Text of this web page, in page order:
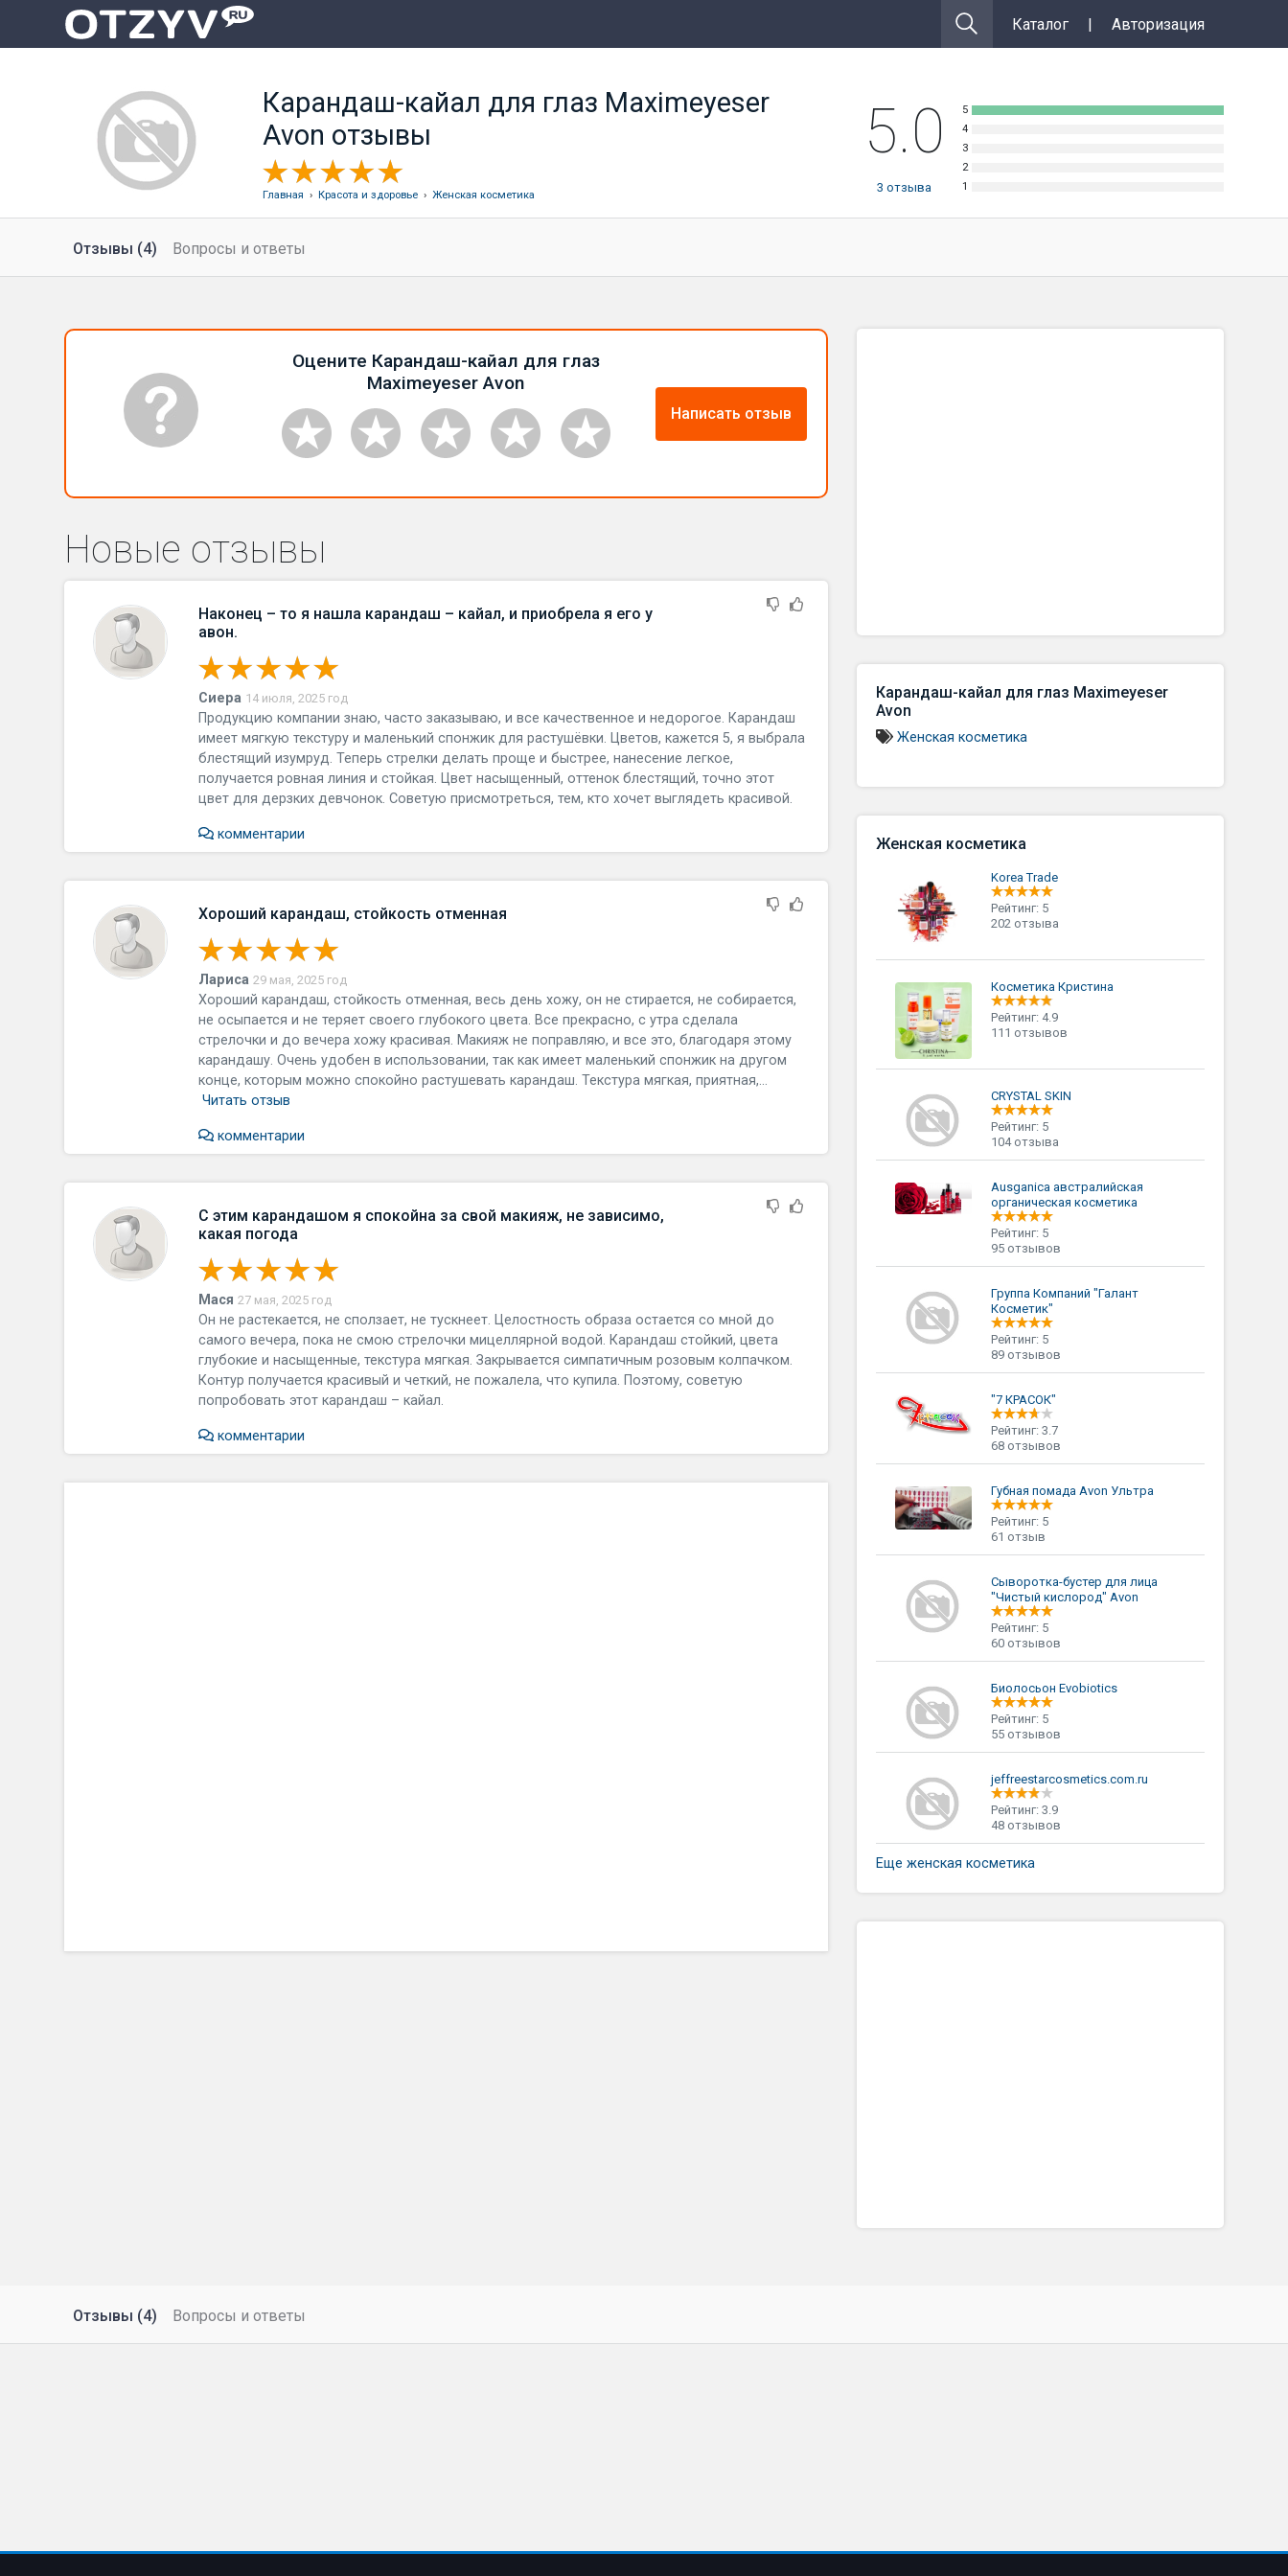
Каталог | Авторизация
Карандаш-кайал для глаз Maximeyeser
Avon отзывы
Главная › Красота и здоровье› Женская косметика
5.0
3 отзыва
Отзывы (4) Вопросы и ответы
Оцените Карандаш-кайал для глаз
Maximeyeser Avon
Написать отзыв
Новые отзывы
Наконец – то я нашла карандаш – кайал, и приобрела я его у
авон.
Сиера 14 июля, 2025 год
Продукцию компании знаю, часто заказываю, и все качественное и недорогое. Карандаш
имеет мягкую текстуру и маленький спонжик для растушёвки. Цветов, кажется 5, я выбрала
блестящий изумруд. Теперь стрелки делать проще и быстрее, нанесение легкое,
получается ровная линия и стойкая. Цвет насыщенный, оттенок блестящий, точно этот
цвет для дерзких девчонок. Советую присмотреться, тем, кто хочет выглядеть красивой.
комментарии
Хороший карандаш, стойкость отменная
Лариса 29 мая, 2025 год
Хороший карандаш, стойкость отменная, весь день хожу, он не стирается, не собирается,
не осыпается и не теряет своего глубокого цвета. Все прекрасно, с утра сделала
стрелочки и до вечера хожу красивая. Макияж не поправляю, и все это, благодаря этому
карандашу. Очень удобен в использовании, так как имеет маленький спонжик на другом
конце, которым можно спокойно растушевать карандаш. Текстура мягкая, приятная,...
Читать отзыв
комментарии
С этим карандашом я спокойна за свой макияж, не зависимо,
какая погода
Мася 27 мая, 2025 год
Он не растекается, не сползает, не тускнеет. Целостность образа остается со мной до
самого вечера, пока не смою стрелочки мицеллярной водой. Карандаш стойкий, цвета
глубокие и насыщенные, текстура мягкая. Закрывается симпатичным розовым колпачком.
Контур получается красивый и четкий, не пожалела, что купила. Поэтому, советую
попробовать этот карандаш – кайал.
комментарии
Карандаш-кайал для глаз Maximeyeser
Avon
Женская косметика
Женская косметика
Korea Trade
Рейтинг: 5
202 отзыва
Косметика Кристина
Рейтинг: 4.9
111 отзывов
CRYSTAL SKIN
Рейтинг: 5
104 отзыва
Ausganica австралийская
органическая косметика
Рейтинг: 5
95 отзывов
Группа Компаний "Галант
Косметик"
Рейтинг: 5
89 отзывов
"7 КРАСОК"
Рейтинг: 3.7
68 отзывов
Губная помада Avon Ультра
Рейтинг: 5
61 отзыв
Сыворотка-бустер для лица
"Чистый кислород" Avon
Рейтинг: 5
60 отзывов
Биолосьон Evobiotics
Рейтинг: 5
55 отзывов
jeffreestarcosmetics.com.ru
Рейтинг: 3.9
48 отзывов
Еще женская косметика
Отзывы (4) Вопросы и ответы